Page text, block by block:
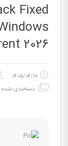
Fixed
2026
1405/04/16
دسته‌بندی نشده